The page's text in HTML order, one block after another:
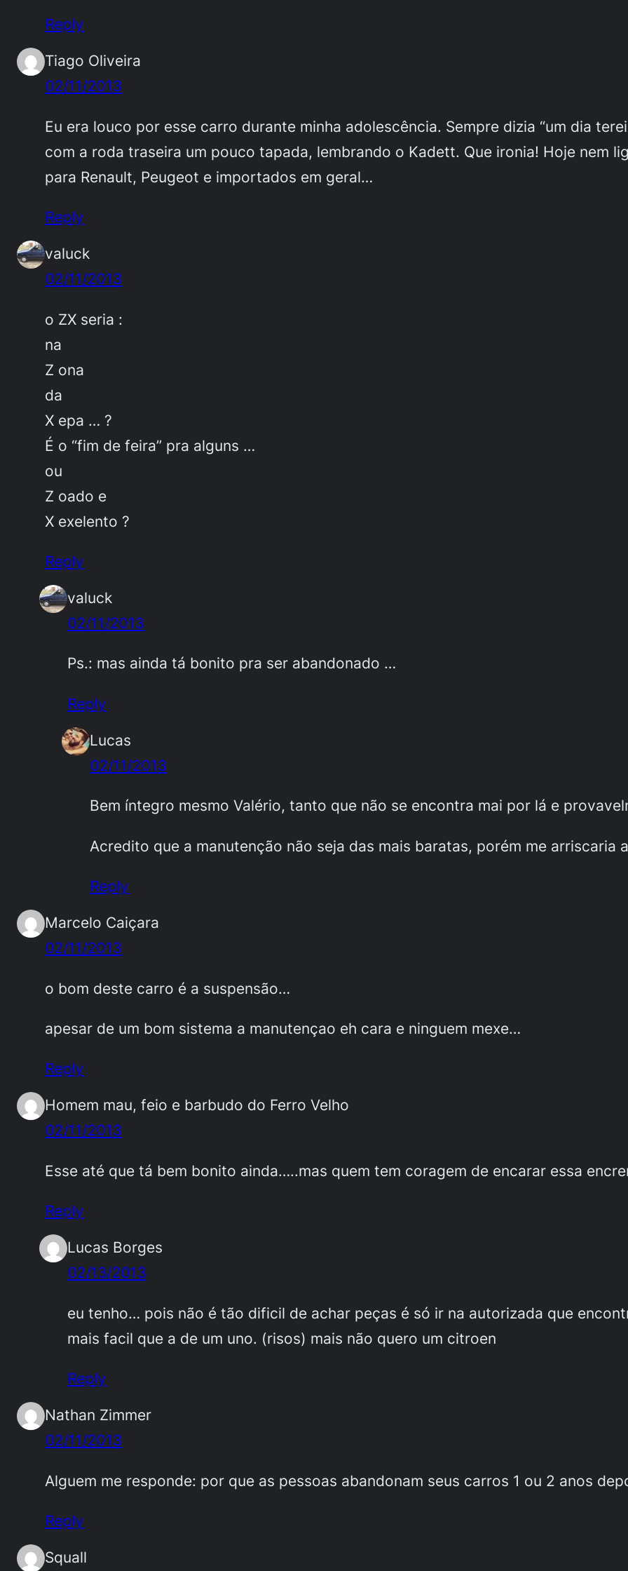
Reply
Tiago Oliveira
02/11/2013
Eu era louco por esse carro durante minha adolescência. Sempre dizia “um dia
com a roda traseira um pouco tapada, lembrando o Kadett. Que ironia! Hoje nem
para Renault, Peugeot e importados em geral…
Reply
valuck
02/11/2013
o ZX seria :
na
Z ona
da
X epa … ?
É o “fim de feira” pra alguns …
ou
Z oado e
X exelento ?
Reply
valuck
02/11/2013
Ps.: mas ainda tá bonito pra ser abandonado …
Reply
Lucas
02/11/2013
Bem íntegro mesmo Valério, tanto que não se encontra mai por lá e
Acredito que a manutenção não seja das mais baratas, porém me arriscaria
Reply
Marcelo Caiçara
02/11/2013
o bom deste carro é a suspensão…
apesar de um bom sistema a manutençao eh cara e ninguem mexe…
Reply
Homem mau, feio e barbudo do Ferro Velho
02/11/2013
Esse até que tá bem bonito ainda…..mas quem tem coragem de encarar essa
Reply
Lucas Borges
02/13/2013
eu tenho… pois não é tão dificil de achar peças é só ir na autorizada que
mais facil que a de um uno. (risos) mais não quero um citroen
Reply
Nathan Zimmer
02/11/2013
Alguem me responde: por que as pessoas abandonam seus carros 1 ou 2 anos
Reply
Squall